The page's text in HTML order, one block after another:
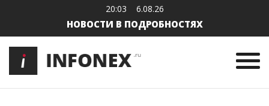
20:03 6.08.26
НОВОСТИ В ПОДРОБНОСТЯХ